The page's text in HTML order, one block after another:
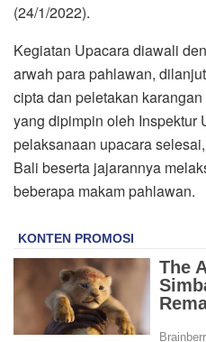
(24/1/2022).
Kegiatan Upacara diawali
arwah para pahlawan,
cipta dan peletakan
yang dipimpin oleh Inspektur
pelaksanaan upacara
Bali beserta jajarannya
beberapa makam pahlawan.